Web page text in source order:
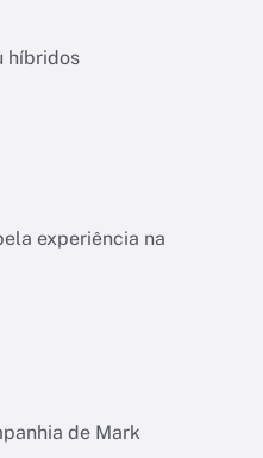
híbridos
experiência na
de Mark